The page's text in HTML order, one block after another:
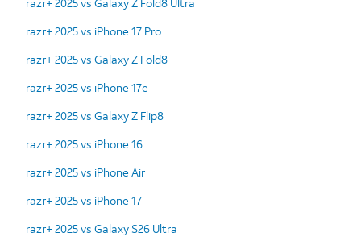
razr+ 2025 vs iPhone 17 Pro
razr+ 2025 vs Galaxy Z Fold8
razr+ 2025 vs iPhone 17e
razr+ 2025 vs Galaxy Z Flip8
razr+ 2025 vs iPhone 16
razr+ 2025 vs iPhone Air
razr+ 2025 vs iPhone 17
razr+ 2025 vs Galaxy S26 Ultra